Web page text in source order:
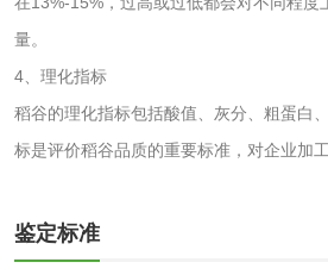
量。
4、理化指标
稻谷的理化指标包括酸值、灰分、粗蛋白
标是评价稻谷品质的重要标准，对企业加
鉴定标准
检测
化肥检测